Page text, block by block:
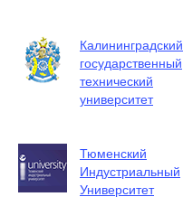
Калининградский
государственный
технический
университет
Тюменский
Индустриальный
Университет